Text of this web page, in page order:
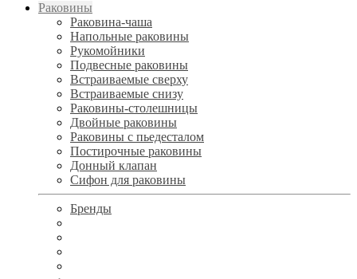
Раковины
Раковина-чаша
Напольные раковины
Рукомойники
Подвесные раковины
Встраиваемые сверху
Встраиваемые снизу
Раковины-столешницы
Двойные раковины
Раковины с пьедесталом
Постирочные раковины
Донный клапан
Сифон для раковины
Бренды